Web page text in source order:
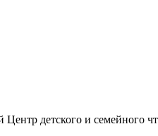
Центр детского и семейного